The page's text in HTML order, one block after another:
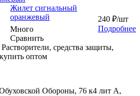
Жилет сигнальный
оранжевый
Много
Сравнить
240 ₽/шт
Подробнее
средства защиты,
оптом
Обороны, 76 к4 лит А,